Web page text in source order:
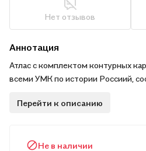
Нет отзывов
Аннотация
Атлас с комплектом контурных
всеми УМК по истории Россиий,
Перейти к описанию
Не в наличии